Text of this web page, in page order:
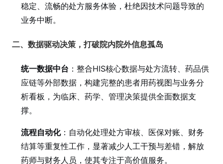
稳定、流畅的处方服务体验，杜绝因技术问题导致的
业务中断。
二、数据驱动决策，打破院内院外信息孤岛
统一数据中台 ：整合HIS核心数据与处方流转、药品供
应链等外部数据，构建完整的患者用药视图与业务分
析看板，为临床、药学、管理决策提供全面数据支
撑。
流程自动化：自动化处理处方审核、医保对账、财务
结算等重复性工作，显著减少人工干预与差错，解放
药师与财务人员，使其专注于高价值服务。